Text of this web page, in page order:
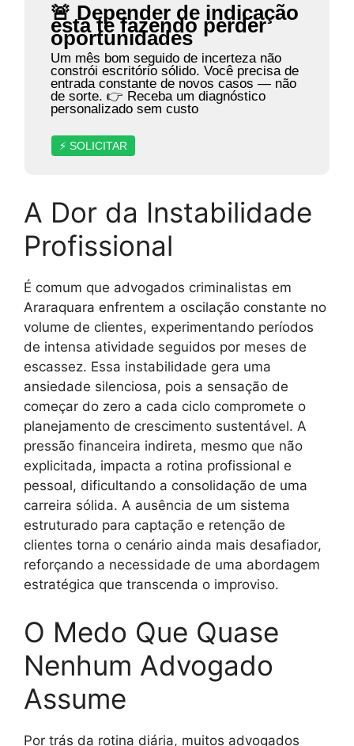
🚨 Depender de indicação
está te fazendo perder
oportunidades
Um mês bom seguido de incerteza não
constrói escritório sólido. Você precisa de
entrada constante de novos casos — não
de sorte. 👉 Receba um diagnóstico
personalizado sem custo
⚡ SOLICITAR
A Dor da Instabilidade
Profissional
É comum que advogados criminalistas em
Araraquara enfrentem a oscilação constante no
volume de clientes, experimentando períodos
de intensa atividade seguidos por meses de
escassez. Essa instabilidade gera uma
ansiedade silenciosa, pois a sensação de
começar do zero a cada ciclo compromete o
planejamento de crescimento sustentável. A
pressão financeira indireta, mesmo que não
explicitada, impacta a rotina profissional e
pessoal, dificultando a consolidação de uma
carreira sólida. A ausência de um sistema
estruturado para captação e retenção de
clientes torna o cenário ainda mais desafiador,
reforçando a necessidade de uma abordagem
estratégica que transcenda o improviso.
O Medo Que Quase
Nenhum Advogado
Assume
Por trás da rotina diária, muitos advogados